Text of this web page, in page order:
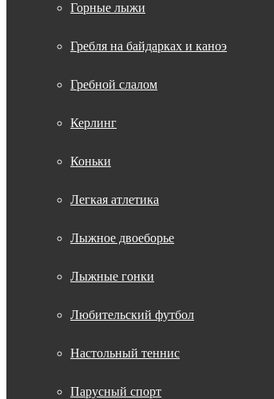
Горные лыжи
Гребля на байдарках и каноэ
Гребной слалом
Керлинг
Коньки
Легкая атлетика
Лыжное двоеборье
Лыжные гонки
Любительский футбол
Настольный теннис
Парусный спорт